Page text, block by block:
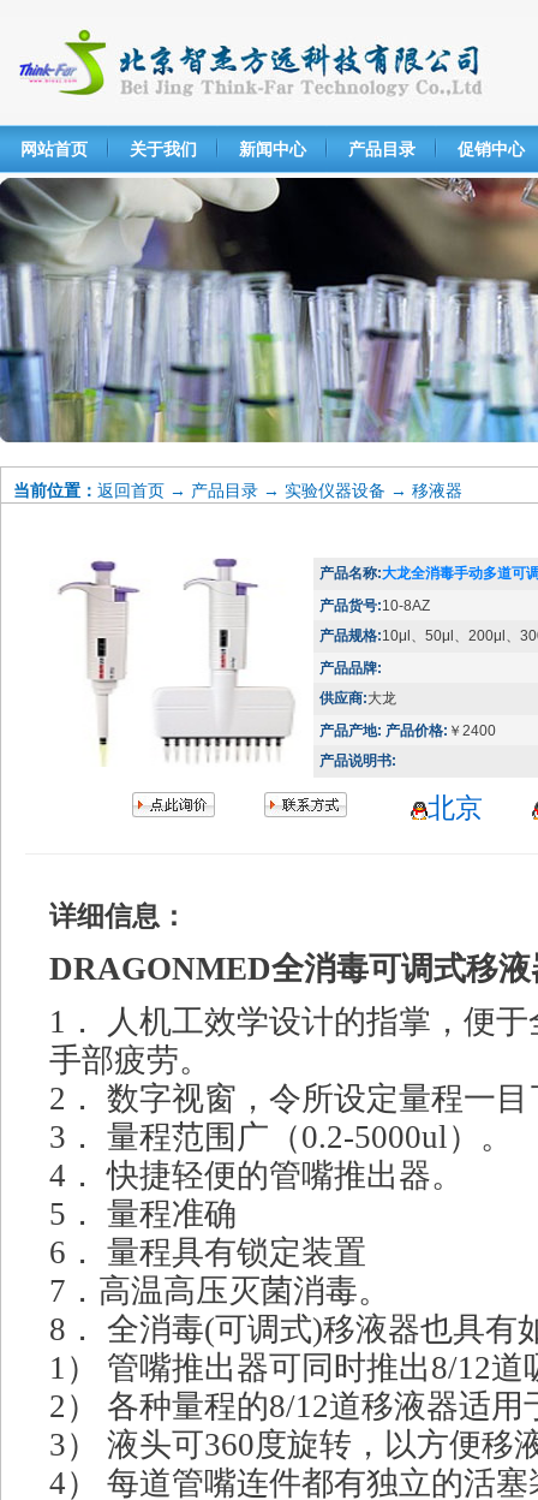
网站首页 关于我们 新闻中心 产品目录 促销中心
当前位置： 返回首页 → 产品目录 → 实验仪器设备 → 移液器
产品名称:大龙全消毒手动多道可
产品货号:10-8AZ
产品规格:10μl、50μl、200μl、
产品品牌:
供应商:大龙
产品产地: 产品价格: ￥2400
产品说明书:
北京
详细信息：
DRAGONMED全消毒可调式移
1． 人机工效学设计的指掌，便
手部疲劳。
2． 数字视窗，令所设定量程一目
3． 量程范围广（0.2-5000ul）。
4． 快捷轻便的管嘴推出器。
5． 量程准确
6． 量程具有锁定装置
7．高温高压灭菌消毒。
8． 全消毒(可调式)移液器也具有
1） 管嘴推出器可同时推出8/12
2） 各种量程的8/12道移液器适用
3） 液头可360度旋转，以方便移
4） 每道管嘴连件都有独立的活